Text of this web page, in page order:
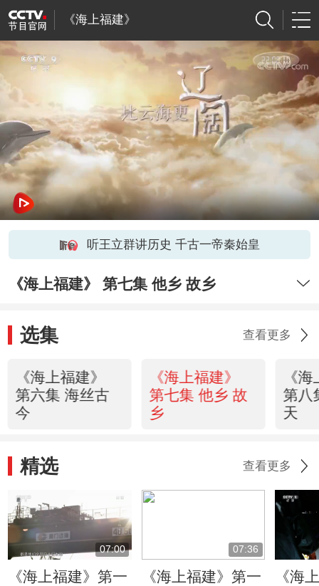
《海上福建》
听王立群讲历史 千古一帝秦始皇
《海上福建》 第七集 他乡 故乡
选集 查看更多
《海上福建》
第六集 海丝古
今
《海上福建》
第七集 他乡 故
乡
《
第八
天
精选 查看更多
07:00
《海上福建》第一
07:36
《海上福建》第一
《海